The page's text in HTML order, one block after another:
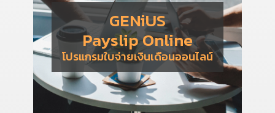
GENiUS
Payslip Online
โปรแกรมใบจ่ายเงินเดือนออนไลน์